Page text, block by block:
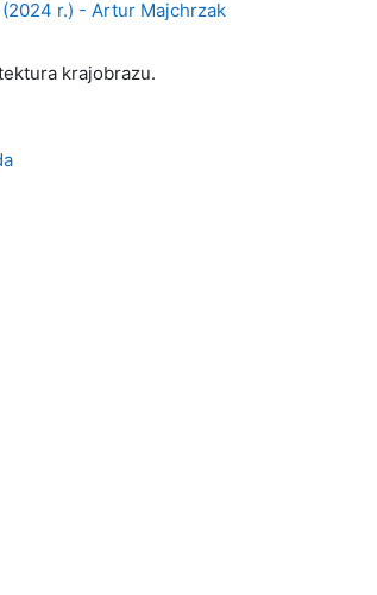
r.) - Artur Majchrzak
krajobrazu.